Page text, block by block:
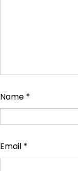
Name *
Email *